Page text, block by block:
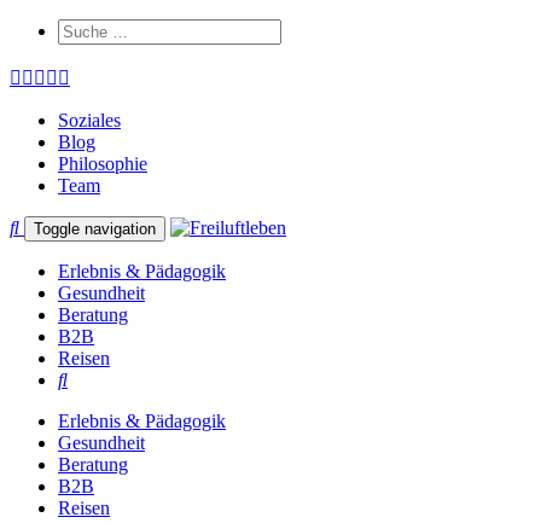
Soziales
Blog
Philosophie
Team
Toggle navigation
Erlebnis & Pädagogik
Gesundheit
Beratung
B2B
Reisen
Erlebnis & Pädagogik
Gesundheit
Beratung
B2B
Reisen